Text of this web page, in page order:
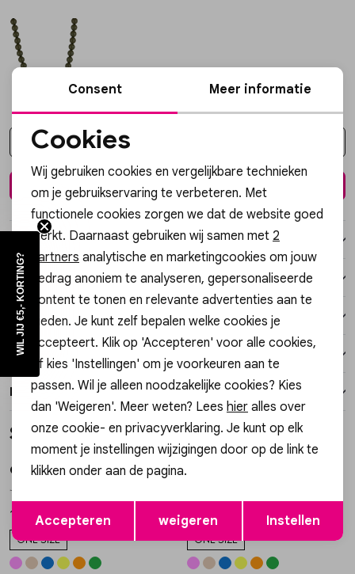
Jassen
In winkelmand
Over dit item
Winkelvoorraad
Kenmerken
Verzending / Ophalen in de winkel
Retourneren
Style dit met
/2
Gossip
JE18520 KETTING MET KRALEN
15,99
ONE SIZE
15,99
ONE SIZE
Noodzakelijke cookies
Personalisatie cookies
Analytische cookies
Marketing cookies
Opslaan
Consent Meer informatie
Cookies
Wij gebruiken cookies en vergelijkbare technieken
om je gebruikservaring te verbeteren. Met
functionele cookies zorgen we dat de website goed
werkt. Daarnaast gebruiken wij samen met 2
partners analytische en marketingcookies om jouw
gedrag anoniem te analyseren, gepersonaliseerde
content te tonen en relevante advertenties aan te
bieden. Je kunt zelf bepalen welke cookies je
accepteert. Klik op 'Accepteren' voor alle cookies,
of kies 'Instellingen' om je voorkeuren aan te
passen. Wil je alleen noodzakelijke cookies? Kies
dan 'Weigeren'. Meer weten? Lees hier alles over
onze cookie- en privacyverklaring. Je kunt op elk
moment je instellingen wijzigingen door op de link te
klikken onder aan de pagina.
Accepteren weigeren Instellen
WIL JIJ €5,- KORTING?